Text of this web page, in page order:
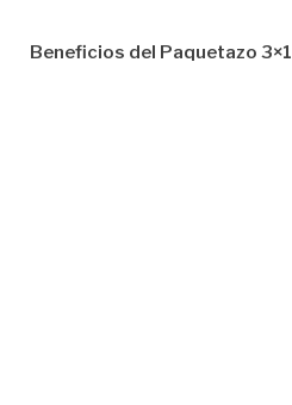
Beneficios del Paquetazo 3×1